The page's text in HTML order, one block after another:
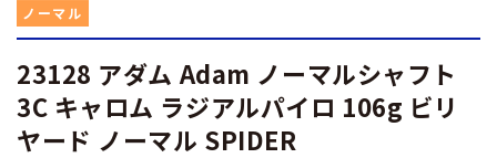
ノーマル
23128 アダム Adam ノーマルシャフト
3C キャロム ラジアルパイロ 106g ビリ
ヤード ノーマル SPIDER